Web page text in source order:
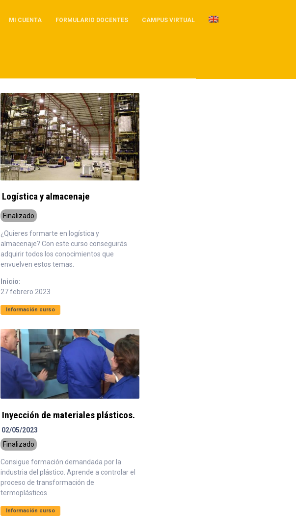
MI CUENTA FORMULARIO DOCENTES CAMPUS VIRTUAL
Logística y almacenaje
Finalizado
¿Quieres formarte en logística y
almacenaje? Con este curso conseguirás
adquirir todos los conocimientos que
envuelven estos temas.
Inicio:
27 febrero 2023
Información curso
Inyección de materiales plásticos.
02/05/2023
Finalizado
Consigue formación demandada por la
industria del plástico. Aprende a controlar el
proceso de transformación de
termoplásticos.
Información curso